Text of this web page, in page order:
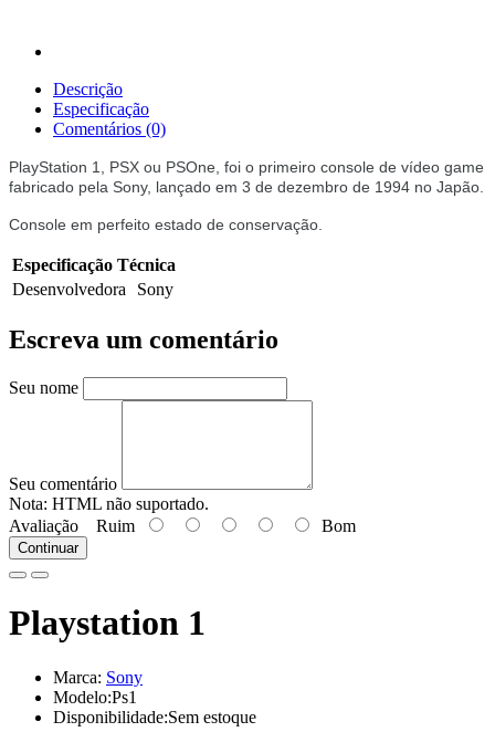
Descrição
Especificação
Comentários (0)
PlayStation 1, PSX ou PSOne, foi o primeiro console de vídeo game
fabricado pela Sony, lançado em 3 de dezembro de 1994 no Japão.
Console em perfeito estado de conservação.
Especificação Técnica
Desenvolvedora
Sony
Escreva um comentário
Seu nome
Seu comentário
Nota: HTML não suportado.
Avaliação Ruim Bom
Continuar
Playstation 1
Marca: Sony
Modelo:Ps1
Disponibilidade:Sem estoque